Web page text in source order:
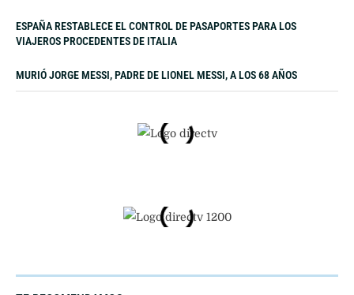
ESPAÑA RESTABLECE EL CONTROL DE PASAPORTES PARA LOS
VIAJEROS PROCEDENTES DE ITALIA
MURIÓ JORGE MESSI, PADRE DE LIONEL MESSI, A LOS 68 AÑOS